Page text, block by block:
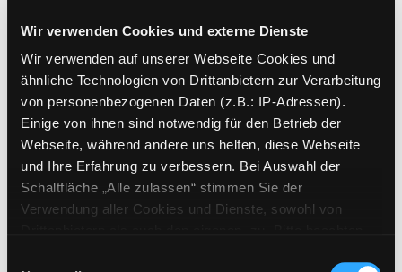
Wir verwenden Cookies und externe Dienste
Wir verwenden auf unserer Webseite Cookies und
ähnliche Technologien von Drittanbietern zur Verarbeitung
von personenbezogenen Daten (z.B.: IP-Adressen).
Einige von ihnen sind notwendig für den Betrieb der
Webseite, während andere uns helfen, diese Webseite
und Ihre Erfahrung zu verbessern. Bei Auswahl der
Schaltfläche „Alle zulassen“ stimmen Sie der
Verwendung aller Cookies und Dienste, sowohl von
Grk und die Pelotti Bande
Verfasser: Doder, Joshua
Jahr:2010
Übergeordnetes Werk:Klassensatz:
Grk und die Pelotti-Bande
Mediengruppe:Kinderbuch
Grk und die Pelotti Bande
Verfasser:Doder, Joshua
Klassensatz: